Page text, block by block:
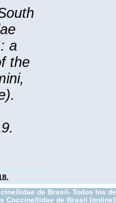
a
the
de Brasil- Todos los
Coccinellidae de Brasil